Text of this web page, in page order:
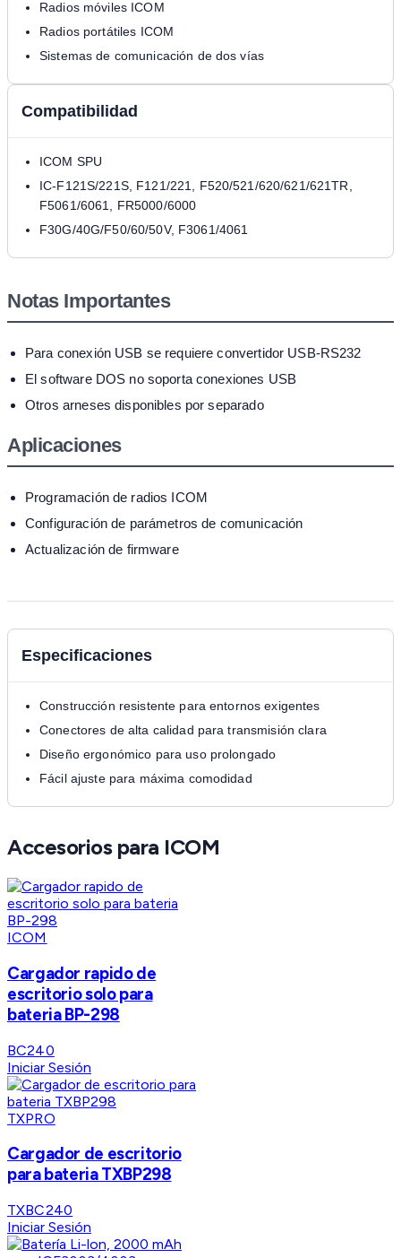
Radios móviles ICOM
Radios portátiles ICOM
Sistemas de comunicación de dos vías
Compatibilidad
ICOM SPU
IC-F121S/221S, F121/221, F520/521/620/621/621TR,
F5061/6061, FR5000/6000
F30G/40G/F50/60/50V, F3061/4061
Notas Importantes
Para conexión USB se requiere convertidor USB-RS232
El software DOS no soporta conexiones USB
Otros arneses disponibles por separado
Aplicaciones
Programación de radios ICOM
Configuración de parámetros de comunicación
Actualización de firmware
Especificaciones
Construcción resistente para entornos exigentes
Conectores de alta calidad para transmisión clara
Diseño ergonómico para uso prolongado
Fácil ajuste para máxima comodidad
Accesorios para ICOM
ICOM
Cargador rapido de
escritorio solo para
bateria BP-298
BC240
Iniciar Sesión
TXPRO
Cargador de escritorio
para bateria TXBP298
TXBC240
Iniciar Sesión